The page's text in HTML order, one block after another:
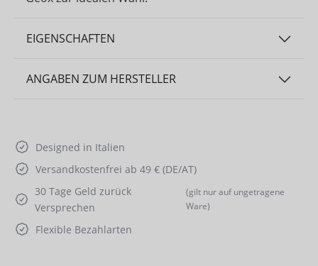
EIGENSCHAFTEN
ANGABEN ZUM HERSTELLER
Designed in Italien
Versandkostenfrei ab 49 € (DE/AT)
30 Tage Geld zurück
Versprechen
(gilt nur auf ungetragene
Ware)
Flexible Bezahlarten